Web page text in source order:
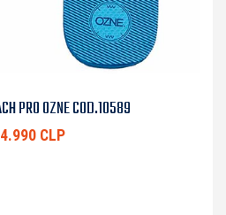
PRO OZNE COD.10589
CLP